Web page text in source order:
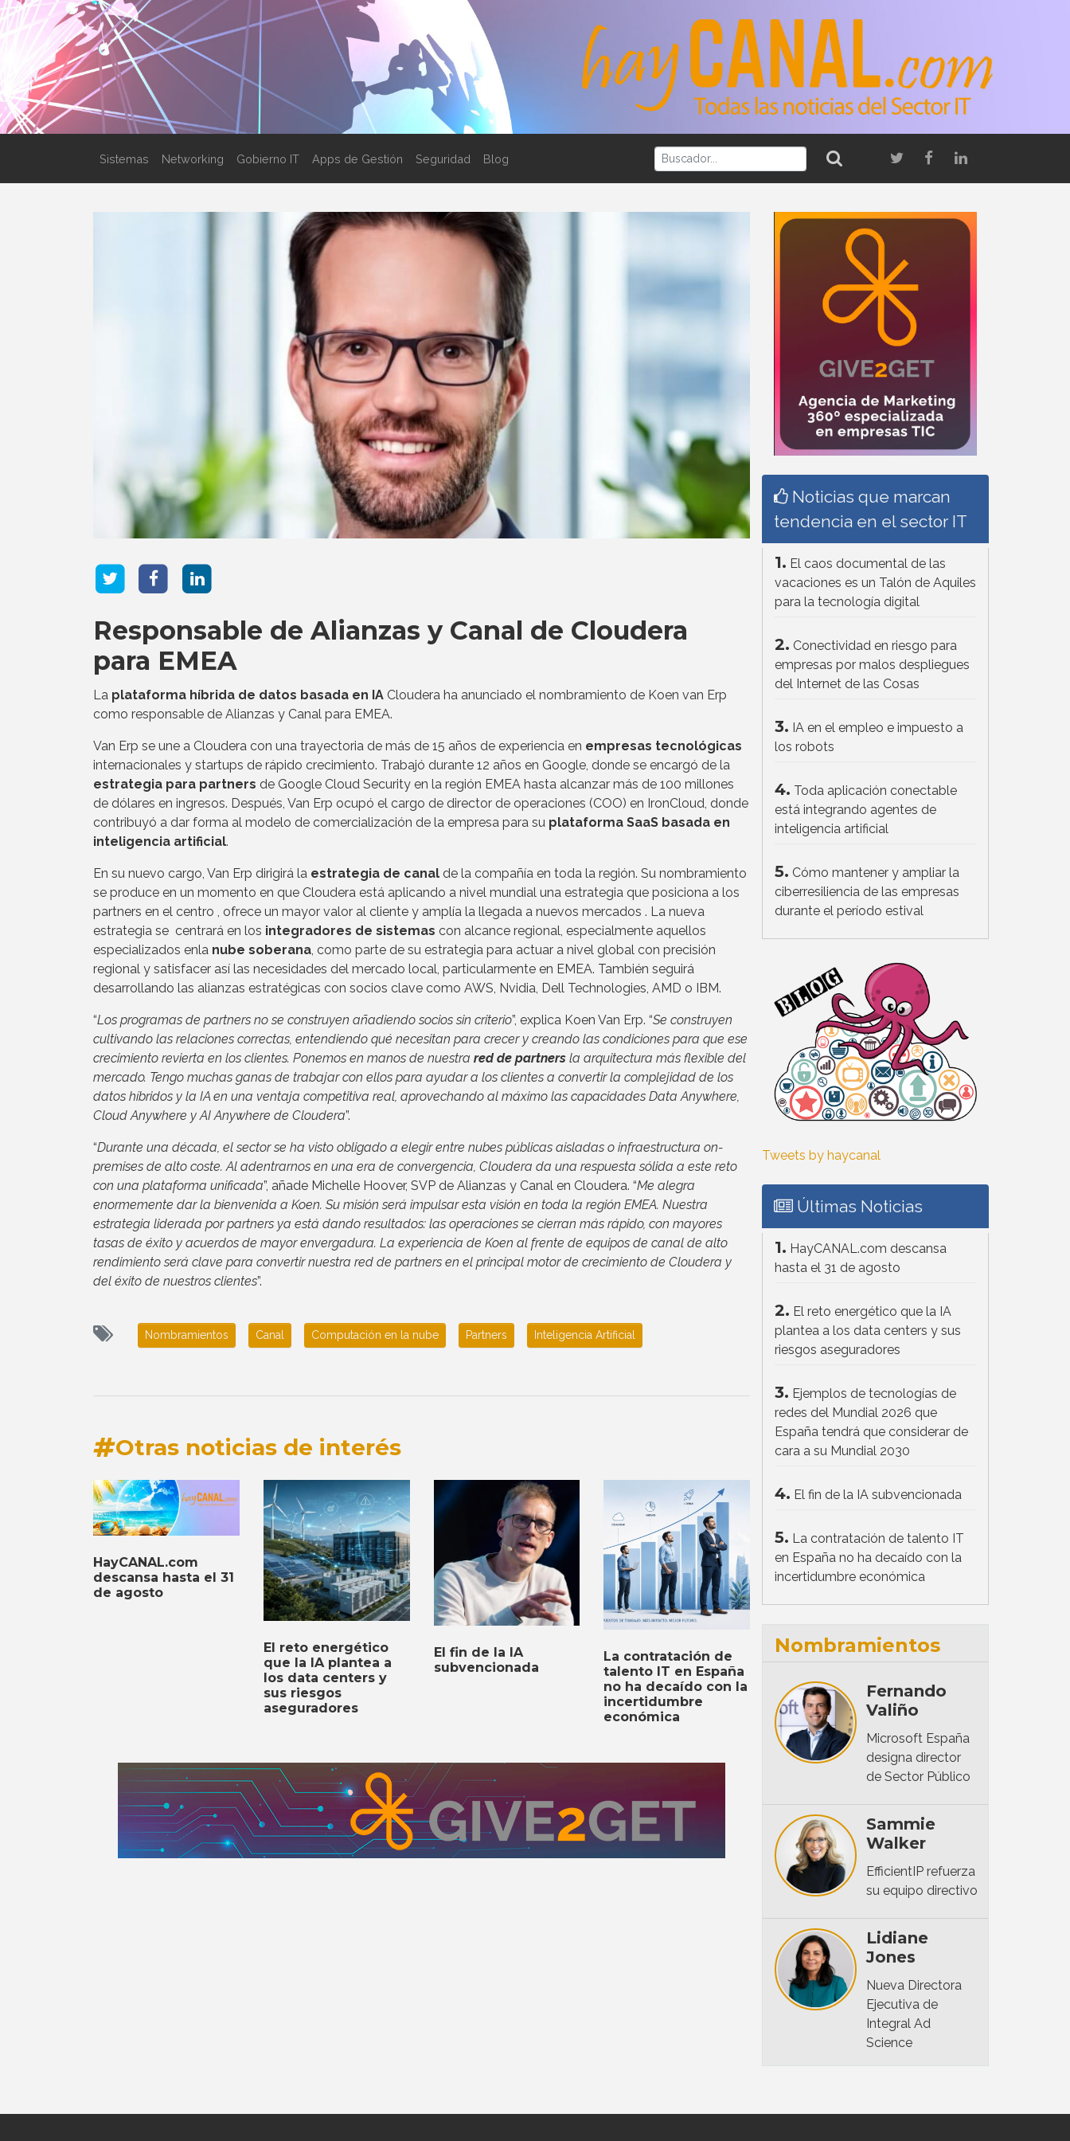
Sistemas Networking Gobierno IT Apps de Gestión Seguridad Blog
Responsable de Alianzas y Canal de Cloudera
para EMEA
La plataforma híbrida de datos basada en IA Cloudera ha anunciado el nombramiento de Koen van Erp
como responsable de Alianzas y Canal para EMEA.
Van Erp se une a Cloudera con una trayectoria de más de 15 años de experiencia en empresas tecnológicas
internacionales y startups de rápido crecimiento. Trabajó durante 12 años en Google, donde se encargó de la
estrategia para partners de Google Cloud Security en la región EMEA hasta alcanzar más de 100 millones
de dólares en ingresos. Después, Van Erp ocupó el cargo de director de operaciones (COO) en IronCloud, donde
contribuyó a dar forma al modelo de comercialización de la empresa para su plataforma SaaS basada en
inteligencia artificial.
En su nuevo cargo, Van Erp dirigirá la estrategia de canal de la compañía en toda la región. Su nombramiento
se produce en un momento en que Cloudera está aplicando a nivel mundial una estrategia que posiciona a los
partners en el centro , ofrece un mayor valor al cliente y amplía la llegada a nuevos mercados . La nueva
estrategia se centrará en los integradores de sistemas con alcance regional, especialmente aquellos
especializados enla nube soberana , como parte de su estrategia para actuar a nivel global con precisión
regional y satisfacer así las necesidades del mercado local, particularmente en EMEA. También seguirá
desarrollando las alianzas estratégicas con socios clave como AWS, Nvidia, Dell Technologies, AMD o IBM.
“Los programas de partners no se construyen añadiendo socios sin criterio”, explica Koen Van Erp. “Se construyen
cultivando las relaciones correctas, entendiendo qué necesitan para crecer y creando las condiciones para que ese
crecimiento revierta en los clientes. Ponemos en manos de nuestra red de partners la arquitectura más flexible del
mercado. Tengo muchas ganas de trabajar con ellos para ayudar a los clientes a convertir la complejidad de los
datos híbridos y la IA en una ventaja competitiva real, aprovechando al máximo las capacidades Data Anywhere,
Cloud Anywhere y AI Anywhere de Cloudera”.
“Durante una década, el sector se ha visto obligado a elegir entre nubes públicas aisladas o infraestructura on-
premises de alto coste. Al adentrarnos en una era de convergencia, Cloudera da una respuesta sólida a este reto
con una plataforma unificada”, añade Michelle Hoover, SVP de Alianzas y Canal en Cloudera. “Me alegra
enormemente dar la bienvenida a Koen. Su misión será impulsar esta visión en toda la región EMEA. Nuestra
estrategia liderada por partners ya está dando resultados: las operaciones se cierran más rápido, con mayores
tasas de éxito y acuerdos de mayor envergadura. La experiencia de Koen al frente de equipos de canal de alto
rendimiento será clave para convertir nuestra red de partners en el principal motor de crecimiento de Cloudera y
del éxito de nuestros clientes”.
Nombramientos Canal Computación en la nube Partners Inteligencia Artificial
Otras noticias de interés
HayCANAL.com
descansa hasta el 31
de agosto
El reto energético
que la IA plantea a
los data centers y
sus riesgos
aseguradores
El fin de la IA
subvencionada
La contratación de
talento IT en España
no ha decaído con la
incertidumbre
económica
Noticias que marcan
tendencia en el sector IT
1. El caos documental de las
vacaciones es un Talón de Aquiles
para la tecnología digital
2. Conectividad en riesgo para
empresas por malos despliegues
del Internet de las Cosas
3. IA en el empleo e impuesto a
los robots
4. Toda aplicación conectable
está integrando agentes de
inteligencia artificial
5. Cómo mantener y ampliar la
ciberresiliencia de las empresas
durante el período estival
Tweets by haycanal
Últimas Noticias
1. HayCANAL.com descansa
hasta el 31 de agosto
2. El reto energético que la IA
plantea a los data centers y sus
riesgos aseguradores
3. Ejemplos de tecnologías de
redes del Mundial 2026 que
España tendrá que considerar de
cara a su Mundial 2030
4. El fin de la IA subvencionada
5. La contratación de talento IT
en España no ha decaído con la
incertidumbre económica
Nombramientos
Fernando
Valiño
Microsoft España
designa director
de Sector Público
Sammie
Walker
EfficientIP refuerza
su equipo directivo
Lidiane
Jones
Nueva Directora
Ejecutiva de
Integral Ad
Science